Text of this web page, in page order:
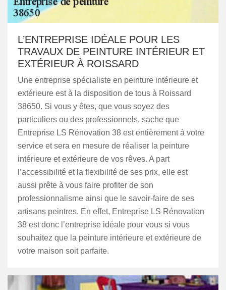
L’ENTREPRISE IDÉALE POUR LES
TRAVAUX DE PEINTURE INTÉRIEUR ET
EXTÉRIEUR À ROISSARD
Une entreprise spécialiste en peinture intérieure et
extérieure est à la disposition de tous à Roissard
38650. Si vous y êtes, que vous soyez des
particuliers ou des professionnels, sache que
Entreprise LS Rénovation 38 est entièrement à votre
service et sera en mesure de réaliser la peinture
intérieure et extérieure de vos rêves. A part
l’accessibilité et la flexibilité de ses prix, elle est
aussi prête à vous faire profiter de son
professionnalisme ainsi que le savoir-faire de ses
artisans peintres. En effet, Entreprise LS Rénovation
38 est donc l’entreprise idéale pour vous si vous
souhaitez que la peinture intérieure et extérieure de
votre maison soit parfaite.